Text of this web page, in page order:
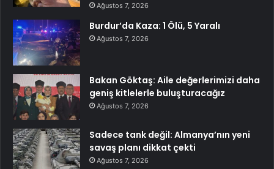
Ağustos 7, 2026
Burdur’da Kaza: 1 Ölü, 5 Yaralı
Ağustos 7, 2026
Bakan Göktaş: Aile değerlerimizi daha
geniş kitlelerle buluşturacağız
Ağustos 7, 2026
Sadece tank değil: Almanya’nın yeni
savaş planı dikkat çekti
Ağustos 7, 2026